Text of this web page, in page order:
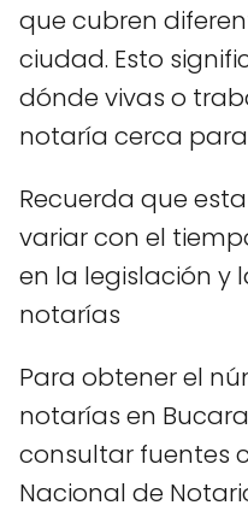
que cubren
ciudad. Esto
dónde vivas o
notaría cerca
Recuerda que
variar con el
en la legislación y
notarías
Para obtener el
notarías en
consultar fuentes
Nacional de